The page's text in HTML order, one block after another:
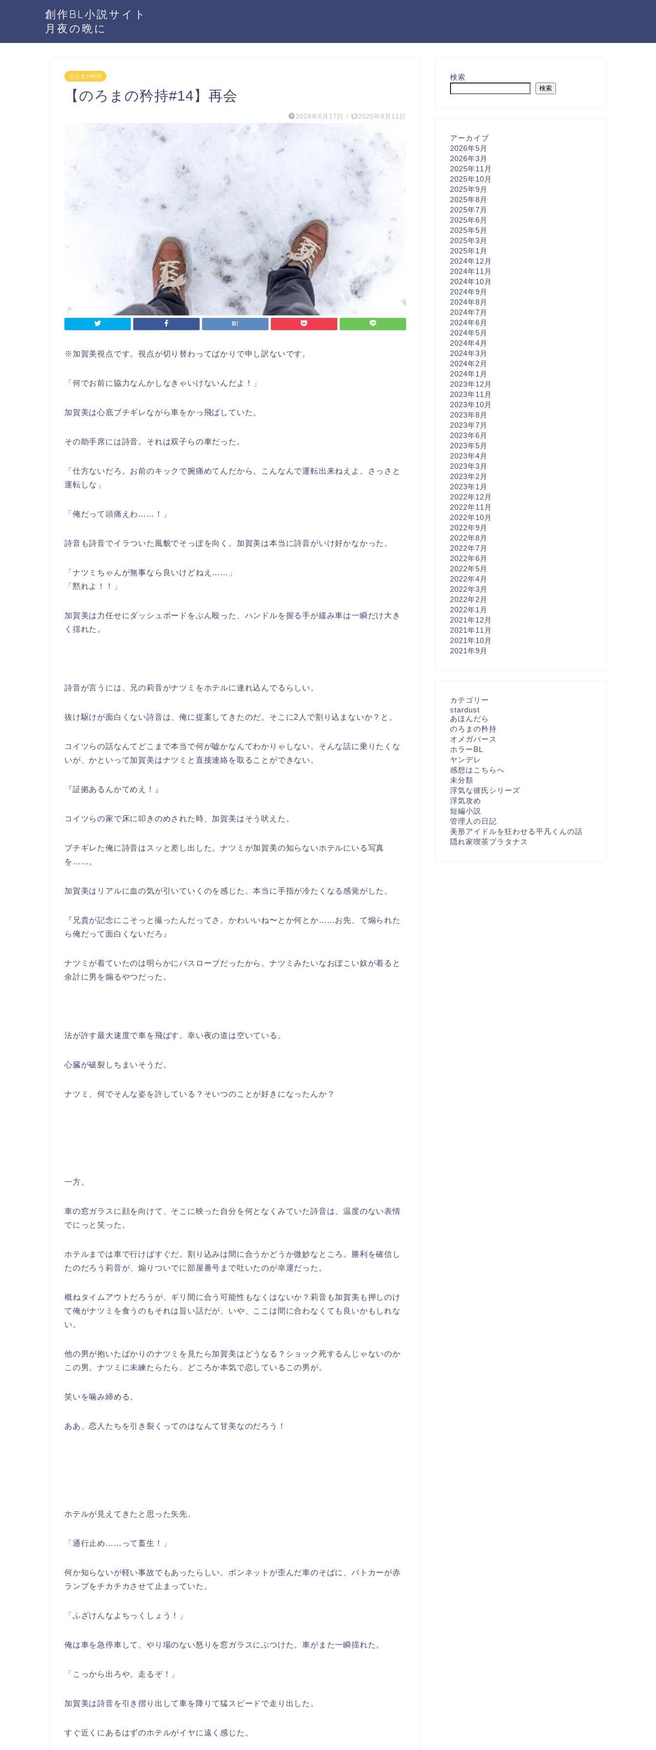
創作BL小説サイト
月夜の晩に
のろまの矜持
【のろまの矜持#14】再会
2024年6月17日 / 2025年8月11日
※加賀美視点です。視点が切り替わってばかりで申し訳ないです。
「何でお前に協力なんかしなきゃいけないんだよ！」
加賀美は心底ブチギレながら車をかっ飛ばしていた。
その助手席には詩音。それは双子らの車だった。
「仕方ないだろ。お前のキックで腕痛めてんだから。こんなんで運転出来ねえよ。さっさと
運転しな」
「俺だって頭痛えわ……！」
詩音も詩音でイラついた風貌でそっぽを向く。加賀美は本当に詩音がいけ好かなかった。
「ナツミちゃんが無事なら良いけどねえ……」
「黙れよ！！」
加賀美は力任せにダッシュボードをぶん殴った、ハンドルを握る手が緩み車は一瞬だけ大き
く揺れた。
詩音が言うには、兄の莉音がナツミをホテルに連れ込んでるらしい。
抜け駆けが面白くない詩音は、俺に提案してきたのだ。そこに2人で割り込まないか？と。
コイツらの話なんてどこまで本当で何が嘘かなんてわかりゃしない。そんな話に乗りたくな
いが、かといって加賀美はナツミと直接連絡を取ることができない。
『証拠あるんかてめえ！』
コイツらの家で床に叩きのめされた時、加賀美はそう吠えた。
ブチギレた俺に詩音はスッと差し出した。ナツミが加賀美の知らないホテルにいる写真
を……。
加賀美はリアルに血の気が引いていくのを感じた。本当に手指が冷たくなる感覚がした。
『兄貴が記念にこそっと撮ったんだってさ。かわいいね〜とか何とか……お先、て煽られた
ら俺だって面白くないだろ』
ナツミが着ていたのは明らかにバスローブだったから。ナツミみたいなおぼこい奴が着ると
余計に男を煽るやつだった。
法が許す最大速度で車を飛ばす。幸い夜の道は空いている。
心臓が破裂しちまいそうだ。
ナツミ、何でそんな姿を許している？そいつのことが好きになったんか？
一方。
車の窓ガラスに顔を向けて、そこに映った自分を何となくみていた詩音は、温度のない表情
でにっと笑った。
ホテルまでは車で行けばすぐだ。割り込みは間に合うかどうか微妙なところ。勝利を確信し
たのだろう莉音が、煽りついでに部屋番号まで吐いたのが幸運だった。
概ねタイムアウトだろうが、ギリ間に合う可能性もなくはないか？莉音も加賀美も押しのけ
て俺がナツミを食うのもそれは旨い話だが、いや、ここは間に合わなくても良いかもしれな
い。
他の男が抱いたばかりのナツミを見たら加賀美はどうなる？ショック死するんじゃないのか
この男。ナツミに未練たらたら、どころか本気で恋しているこの男が。
笑いを噛み締める。
ああ、恋人たちを引き裂くってのはなんて甘美なのだろう！
ホテルが見えてきたと思った矢先。
「通行止め……って畜生！」
何か知らないが軽い事故でもあったらしい。ボンネットが歪んだ車のそばに、パトカーが赤
ランプをチカチカさせて止まっていた。
「ふざけんなよちっくしょう！」
俺は車を急停車して、やり場のない怒りを窓ガラスにぶつけた。車がまた一瞬揺れた。
「こっから出ろや。走るぞ！」
加賀美は詩音を引き摺り出して車を降りて猛スピードで走り出した。
すぐ近くにあるはずのホテルがイヤに遠く感じた。
検索
検索
アーカイブ
2026年5月
2026年3月
2025年11月
2025年10月
2025年9月
2025年8月
2025年7月
2025年6月
2025年5月
2025年3月
2025年1月
2024年12月
2024年11月
2024年10月
2024年9月
2024年8月
2024年7月
2024年6月
2024年5月
2024年4月
2024年3月
2024年2月
2024年1月
2023年12月
2023年11月
2023年10月
2023年8月
2023年7月
2023年6月
2023年5月
2023年4月
2023年3月
2023年2月
2023年1月
2022年12月
2022年11月
2022年10月
2022年9月
2022年8月
2022年7月
2022年6月
2022年5月
2022年4月
2022年3月
2022年2月
2022年1月
2021年12月
2021年11月
2021年10月
2021年9月
カテゴリー
stardust
あほんだら
のろまの矜持
オメガバース
ホラーBL
ヤンデレ
感想はこちらへ
未分類
浮気な彼氏シリーズ
浮気攻め
短編小説
管理人の日記
美形アイドルを狂わせる平凡くんの話
隠れ家喫茶プラタナス